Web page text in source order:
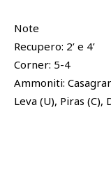
Note
Recupero: 2’ e 4’
Corner: 5-4
Ammoniti:
Leva (U), Piras (C),